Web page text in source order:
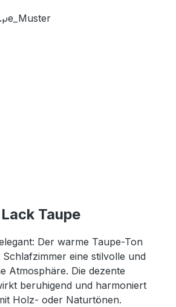
Lack Taupe
Der warme Taupe-Ton
eine stilvolle und
Atmosphäre. Die dezente
beruhigend und harmoniert
Holz- oder Naturtönen.